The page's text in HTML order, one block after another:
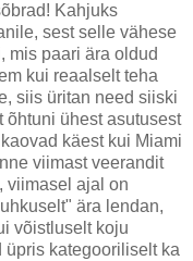
Kahjuks
sest selle vähese
mis paari ära oldud
kui reaalselt teha
siis üritan need siiski
õhtuni ühest asutusest
käest kui Miami
viimast veerandit
viimasel ajal on
ära lendan,
võistluselt koju
kategooriliselt ka